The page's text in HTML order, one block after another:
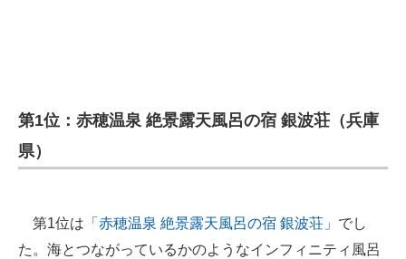
第1位：赤穂温泉 絶景露天風呂の宿 銀波荘（兵庫
県）
第1位は 「赤穂温泉 絶景露天風呂の宿 銀波荘」 でし
た。海とつながっているかのようなインフィニティ風呂